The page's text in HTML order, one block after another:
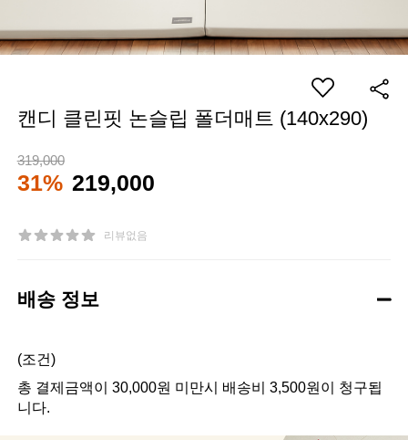
캔디 클린핏 논슬립 폴더매트 (140x290)
319,000
31% 219,000
리뷰없음
배송 정보
(조건)
총 결제금액이 30,000원 미만시 배송비 3,500원이 청구됩
니다.